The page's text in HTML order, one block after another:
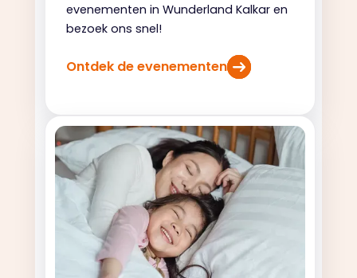
evenementen in Wunderland Kalkar en
bezoek ons snel!
Ontdek de evenementen